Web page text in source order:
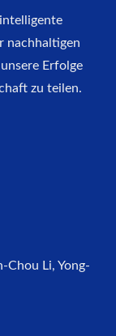
nachhaltigen
Erfolge
zu teilen.
Chou Li, Yong-